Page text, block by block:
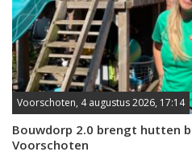
Voorschoten, 4 augustus 2026, 17:14
Bouwdorp 2.0 brengt hutten
Voorschoten